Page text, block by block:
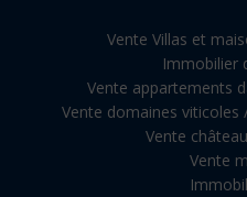
Vente Villas et
Immobilier
Vente appartements
Vente domaines viticoles
Vente
Vente